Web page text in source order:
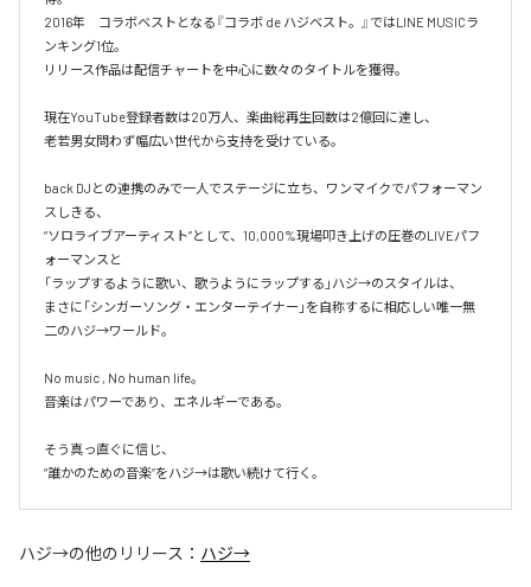
2016年　コラボベストとなる『コラボ de ハジベスト。』ではLINE MUSICラ
ンキング1位。
リリース作品は配信チャートを中心に数々のタイトルを獲得。
現在YouTube登録者数は20万人、楽曲総再生回数は2億回に達し、
老若男女問わず幅広い世代から支持を受けている。
back DJとの連携のみで一人でステージに立ち、ワンマイクでパフォーマン
スしきる、
“ソロライブアーティスト”として、10,000%現場叩き上げの圧巻のLIVEパフ
ォーマンスと
「ラップするように歌い、歌うようにラップする」ハジ→のスタイルは、
まさに「シンガーソング・エンターテイナー」を自称するに相応しい唯一無
二のハジ→ワールド。
No music , No human life。
音楽はパワーであり、エネルギーである。
そう真っ直ぐに信じ、
ハジ→の他のリリース： ハジ→